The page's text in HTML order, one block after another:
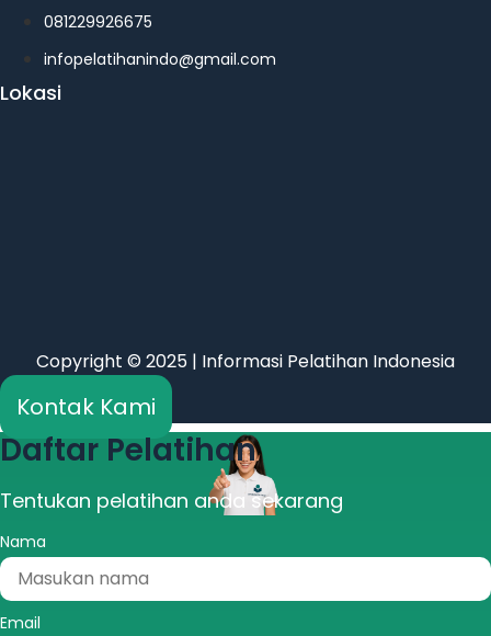
081229926675
infopelatihanindo@gmail.com
Lokasi
Copyright © 2025 | Informasi Pelatihan Indonesia
Kontak Kami
Daftar Pelatihan
Tentukan pelatihan anda sekarang
Nama
Email